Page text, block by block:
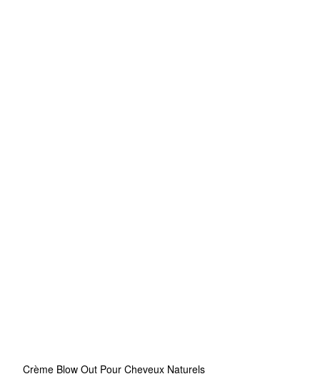
Crème Blow Out Pour Cheveux Naturels